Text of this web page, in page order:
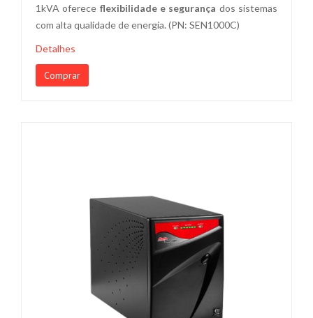
1kVA oferece flexibilidade e segurança dos sistemas
com alta qualidade de energia. (PN: SEN1000C)
Detalhes
Comprar